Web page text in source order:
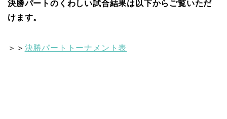
決勝パートのくわしい試合結果は以下からご覧いただ
けます。
＞＞ 決勝パートトーナメント表